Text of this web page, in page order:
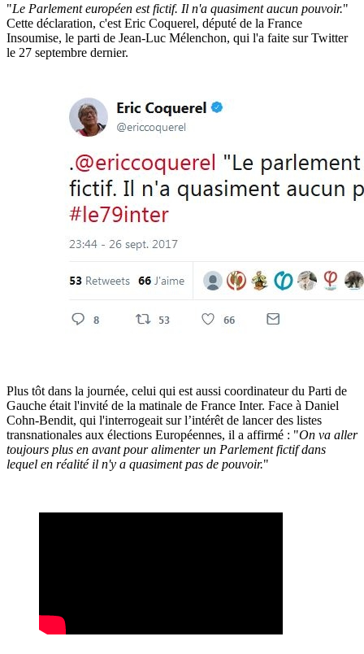
"Le Parlement européen est fictif. Il n'a quasiment aucun pouvoir."
Cette déclaration, c'est Eric Coquerel, député de la France
Insoumise, le parti de Jean-Luc Mélenchon, qui l'a faite sur Twitter
le 27 septembre dernier.
Plus tôt dans la journée, celui qui est aussi coordinateur du Parti de
Gauche était l'invité de la matinale de France Inter. Face à Daniel
Cohn-Bendit, qui l'interrogeait sur l’intérêt de lancerdes listes
transnationales aux élections Européennes, il a affirmé : "On va aller
toujours plus en avant pour alimenter un Parlement fictif dans
lequel en réalité il n'y a quasiment pas de pouvoir."